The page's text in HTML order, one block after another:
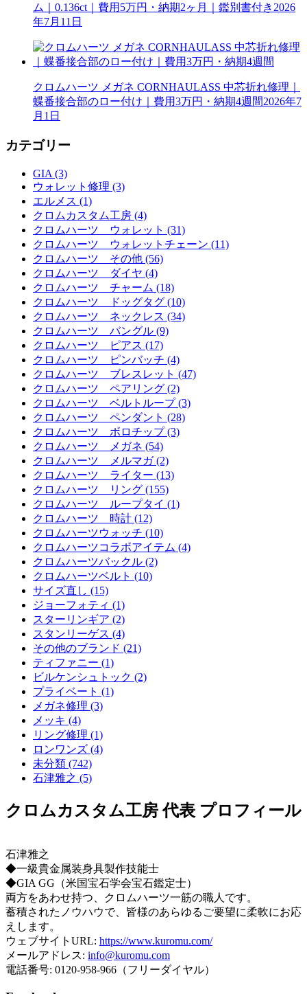
ム｜0.136ct｜費用5万円・納期2ヶ月｜鑑別書付き 2026
年7月11日
クロムハーツ メガネ CORNHAULASS 中芯折れ修理｜
蝶番接合部のロー付け｜費用3万円・納期4週間2026年7
月1日
カテゴリー
GIA (3)
ウォレット修理 (3)
エルメス (1)
クロムカスタム工房 (4)
クロムハーツ ウォレット (31)
クロムハーツ ウォレットチェーン (11)
クロムハーツ その他 (56)
クロムハーツ ダイヤ (4)
クロムハーツ チャーム (18)
クロムハーツ ドッグタグ (10)
クロムハーツ ネックレス (34)
クロムハーツ バングル (9)
クロムハーツ ピアス (17)
クロムハーツ ピンバッチ (4)
クロムハーツ ブレスレット (47)
クロムハーツ ペアリング (2)
クロムハーツ ベルトループ (3)
クロムハーツ ペンダント (28)
クロムハーツ ボロチップ (3)
クロムハーツ メガネ (54)
クロムハーツ メルマガ (2)
クロムハーツ ライター (13)
クロムハーツ リング (155)
クロムハーツ ループタイ (1)
クロムハーツ 時計 (12)
クロムハーツウォッチ (10)
クロムハーツコラボアイテム (4)
クロムハーツバックル (2)
クロムハーツベルト (10)
サイズ直し (15)
ジョーフォティ (1)
スターリンギア (2)
スタンリーゲス (4)
その他のブランド (21)
ティファニー (1)
ビルケンシュトック (2)
プライベート (1)
メガネ修理 (3)
メッキ (4)
リング修理 (1)
ロンワンズ (4)
未分類 (742)
石津雅之 (5)
クロムカスタム工房 代表 プロフィール
石津雅之
◆一級貴金属装身具製作技能士
◆GIA GG（米国宝石学会宝石鑑定士）
両方をあわせ持つ、クロムハーツ一筋の職人です。
蓄積されたノウハウで、皆様のあらゆるご要望に柔軟にお応
えします。
ウェブサイトURL: https://www.kuromu.com/
メールアドレス: info@kuromu.com
電話番号: 0120-958-966（フリーダイヤル）